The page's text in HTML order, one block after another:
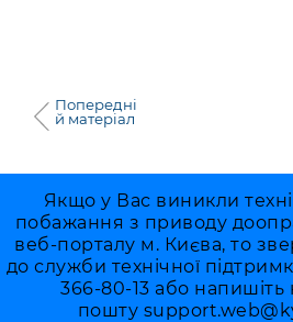
Попередні
й матеріал
Якщо у Вас виникли
побажання з приводу
веб-порталу м. Києва, то
до служби технічної
366-80-13 або напишіть
пошту